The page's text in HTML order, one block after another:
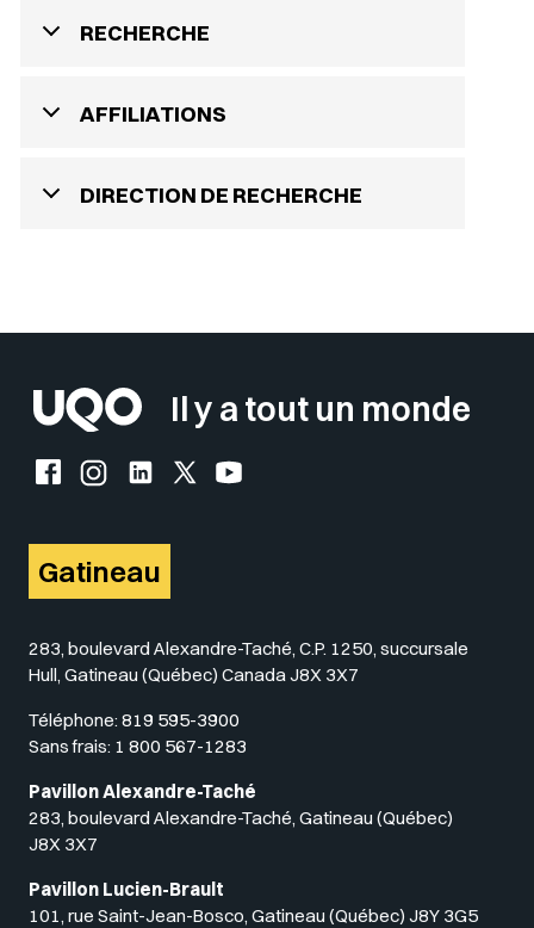
RECHERCHE
AFFILIATIONS
DIRECTION DE RECHERCHE
Il y a tout un monde
Facebook de l'UQO
Instagram de l'UQO
LinkedIn de l'UQO
X (Twitter) de l'UQO
YouTube de l'UQO
Gatineau
283, boulevard Alexandre-Taché, C.P. 1250, succursale
Hull, Gatineau (Québec) Canada J8X 3X7
Téléphone: 819 595-3900
Sans frais: 1 800 567-1283
Pavillon Alexandre-Taché
283, boulevard Alexandre-Taché, Gatineau (Québec)
J8X 3X7
Pavillon Lucien-Brault
101, rue Saint-Jean-Bosco, Gatineau (Québec) J8Y 3G5